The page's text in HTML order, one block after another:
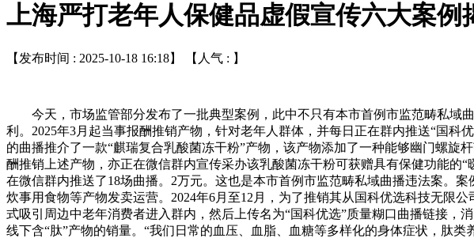
上海严打老年人保健品虚假宣传六大案例
【发布时间 : 2025-10-18 16:18】 【人气 : 】
今天，市场监管部分发布了一批典型案例，此中不只有本市首例市监范畴私域
利。2025年3月起当事报酬推销产物，针对老年人群体，并每日正在群内推送“国
的曲播推介了一款“麒瑞复合乳酸菌冻干粉”产物，该产物添加了一种能够幽门螺
酬推销上述产物，亦正在微信群内宣传采办该乳酸菌冻干粉可获赠具有保健功能的
在微信群内推送了18场曲播。2万元。这也是本市首例市监范畴私域曲播违法案。
炊事用食物等产物发卖运营。2024年6月至12月，为了推销其从国科优选科技无限
式吸引周边中老年消费者进入群内，然后上传名为“国科优选”质量糊口曲播链接，
线下含“肽”产物的销量。“我们日常的血压、血脂、血糖等多样化的身体症状，肽